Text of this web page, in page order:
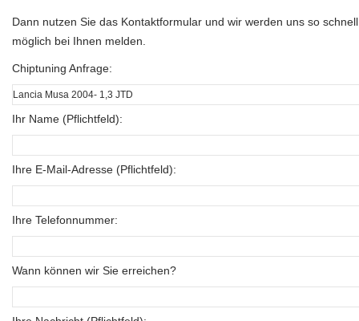
Dann nutzen Sie das Kontaktformular und wir werden uns so
möglich bei Ihnen melden.
Chiptuning Anfrage:
Ihr Name (Pflichtfeld):
Ihre E-Mail-Adresse (Pflichtfeld):
Ihre Telefonnummer:
Wann können wir Sie erreichen?